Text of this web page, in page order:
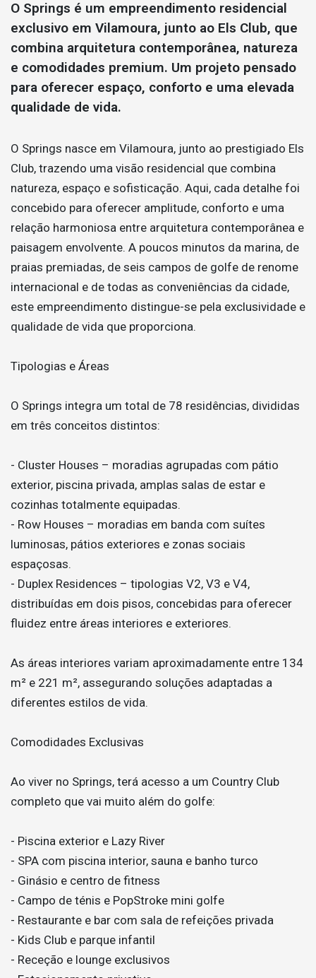
O Springs é um empreendimento residencial
exclusivo em Vilamoura, junto ao Els Club, que
combina arquitetura contemporânea, natureza
e comodidades premium. Um projeto pensado
para oferecer espaço, conforto e uma elevada
qualidade de vida.
O Springs nasce em Vilamoura, junto ao prestigiado Els
Club, trazendo uma visão residencial que combina
natureza, espaço e sofisticação. Aqui, cada detalhe foi
concebido para oferecer amplitude, conforto e uma
relação harmoniosa entre arquitetura contemporânea e
paisagem envolvente. A poucos minutos da marina, de
praias premiadas, de seis campos de golfe de renome
internacional e de todas as conveniências da cidade,
este empreendimento distingue-se pela exclusividade e
qualidade de vida que proporciona.
Tipologias e Áreas
O Springs integra um total de 78 residências, divididas
em três conceitos distintos:
- Cluster Houses – moradias agrupadas com pátio
exterior, piscina privada, amplas salas de estar e
cozinhas totalmente equipadas.
- Row Houses – moradias em banda com suítes
luminosas, pátios exteriores e zonas sociais
espaçosas.
- Duplex Residences – tipologias V2, V3 e V4,
distribuídas em dois pisos, concebidas para oferecer
fluidez entre áreas interiores e exteriores.
As áreas interiores variam aproximadamente entre 134
m² e 221 m², assegurando soluções adaptadas a
diferentes estilos de vida.
Comodidades Exclusivas
Ao viver no Springs, terá acesso a um Country Club
completo que vai muito além do golfe:
- Piscina exterior e Lazy River
- SPA com piscina interior, sauna e banho turco
- Ginásio e centro de fitness
- Campo de ténis e PopStroke mini golfe
- Restaurante e bar com sala de refeições privada
- Kids Club e parque infantil
- Receção e lounge exclusivos